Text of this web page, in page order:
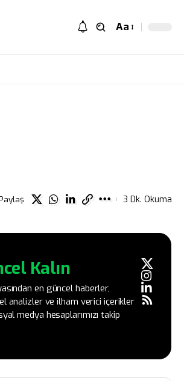
Aa
3 Dk. Okuma
Kalın
en güncel haberler,
analizler ve ilham verici içerikler
medya hesaplarımızı takip